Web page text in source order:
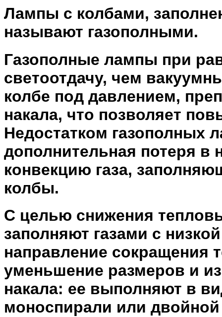
Лампы с колбами,
называют газополными.
Газополные лампы при
светоотдачу, чем
колбе под давлением,
накала, что позволяет
Недостатком газополных
дополнительная потеря в
конвекцию газа,
колбы.
С целью снижения
заполняют газами с
направление сокращения
уменьшение размеров и
накала: ее выполняют в
моноспирали или